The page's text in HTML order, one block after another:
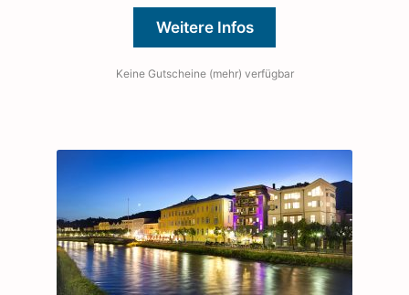
Weitere Infos
Keine Gutscheine (mehr) verfügbar